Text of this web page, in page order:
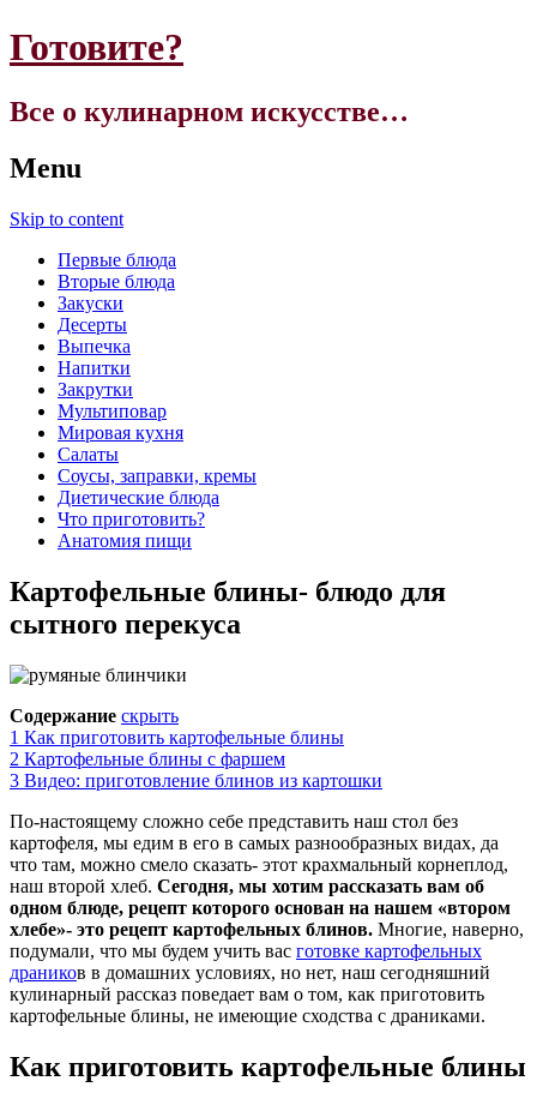
Готовите?
Все о кулинарном искусстве…
Menu
Skip to content
Первые блюда
Вторые блюда
Закуски
Десерты
Выпечка
Напитки
Закрутки
Мультиповар
Мировая кухня
Салаты
Соусы, заправки, кремы
Диетические блюда
Что приготовить?
Анатомия пищи
Картофельные блины- блюдо для
сытного перекуса
Содержание скрыть
1 Как приготовить картофельные блины
2 Картофельные блины с фаршем
3 Видео: приготовление блинов из картошки
По-настоящему сложно себе представить наш стол без
картофеля, мы едим в его в самых разнообразных видах, да
что там, можно смело сказать- этот крахмальный корнеплод,
наш второй хлеб. Сегодня, мы хотим рассказать вам об
одном блюде, рецепт которого основан на нашем «втором
хлебе»- это рецепт картофельных блинов. Многие, наверно,
подумали, что мы будем учить вас готовке картофельных
драников в домашних условиях, но нет, наш сегодняшний
кулинарный рассказ поведает вам о том, как приготовить
картофельные блины, не имеющие сходства с драниками.
Как приготовить картофельные блины